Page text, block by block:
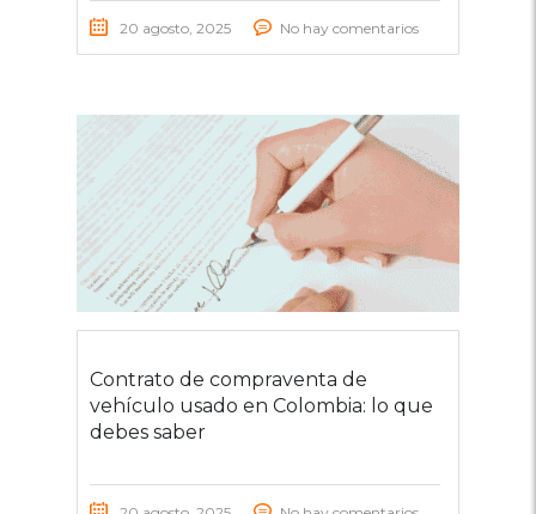
20 agosto, 2025 No hay comentarios
Contrato de compraventa de
vehículo usado en Colombia: lo que
debes saber